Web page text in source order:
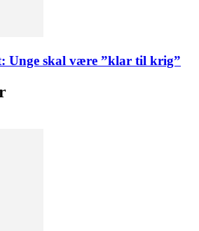
Unge skal være ”klar til krig”